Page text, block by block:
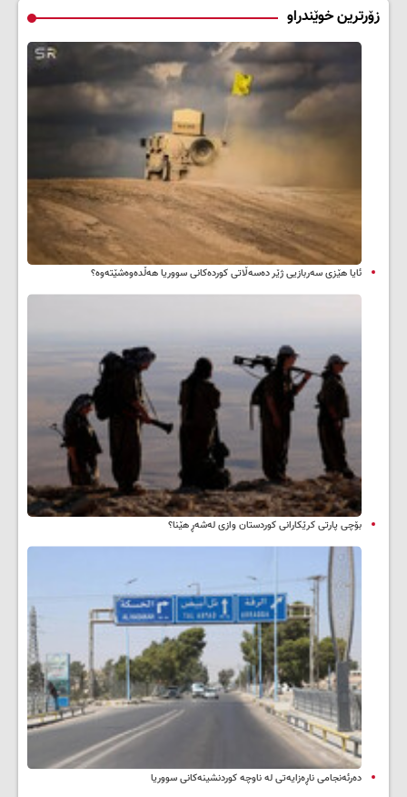
زۆرترین خوێندراو
ئایا هێزی سەربازیی ژێر دەسەڵاتی کوردەکانی سووریا هەڵدەوەشێتەوە؟
بۆچی پارتی کرێکارانی کوردستان وازی لەشەڕ هێنا؟
دەرئەنجامی ناڕەزایەتی لە ناوچە کوردنشینەکانی سووریا